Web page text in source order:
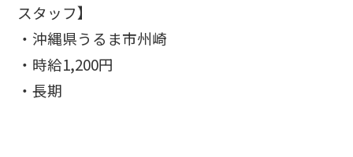
スタッフ】
・沖縄県うるま市州崎
・時給1,200円
・長期